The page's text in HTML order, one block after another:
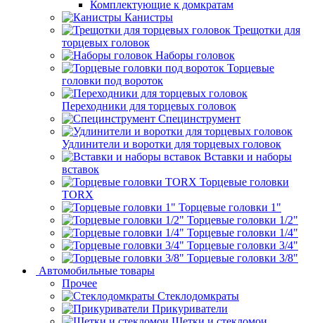
Комплектующие к домкратам
Канистры
Трещотки для
торцевых головок
Наборы головок
Торцевые
головки под вороток
Переходники для торцевых головок
Специнструмент
Удлинители и воротки для торцевых головок
Вставки и наборы
вставок
Торцевые головки
TORX
Торцевые головки 1"
Торцевые головки 1/2"
Торцевые головки 1/4"
Торцевые головки 3/4"
Торцевые головки 3/8"
Автомобильные товары
Прочее
Стеклодомкраты
Прикуриватели